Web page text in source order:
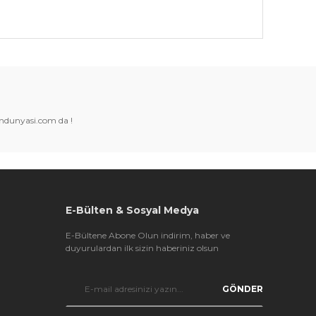
tarafımıza iletebilirsiniz.
da !
E-Bülten & Sosyal Medya
E-Bültene Abone Olun indirim, haber ve
duyurulardan ilk sizin haberiniz olsun
GÖNDER